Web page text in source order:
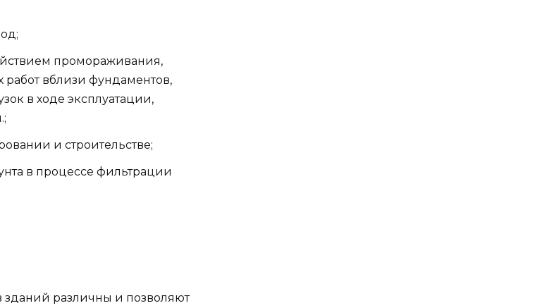
промораживания,
работ вблизи фундаментов,
в ходе эксплуатации,
и строительстве;
в процессе фильтрации
различны и позволяют